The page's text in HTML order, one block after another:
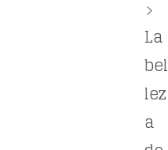
La
bel
lez
a